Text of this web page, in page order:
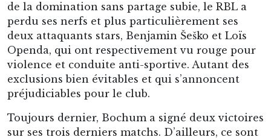
de la domination sans partage subie, le RBL a
perdu ses nerfs et plus particulièrement ses
deux attaquants stars, Benjamin Šeško et Loïs
Openda, qui ont respectivement vu rouge pour
violence et conduite anti-sportive. Autant des
exclusions bien évitables et qui s’annoncent
préjudiciables pour le club.
Toujours dernier, Bochum a signé deux victoires
sur ses trois derniers matchs. D’ailleurs, ce sont